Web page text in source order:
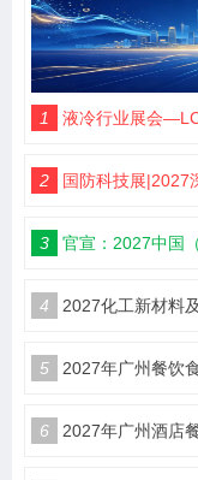
1 液冷行业展会—LCIE
2 国防科技展|2027
3 官宣：2027中国
4 2027化工新材料
5 2027年广州餐饮
6 2027年广州酒店